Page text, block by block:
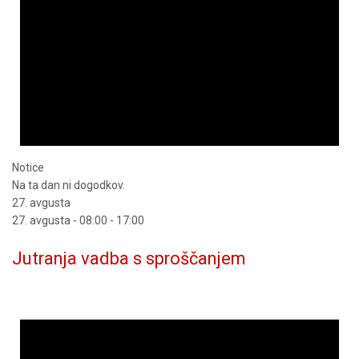
Notice
Na ta dan ni dogodkov.
27. avgusta
27. avgusta - 08:00 - 17:00
Jutranja vadba s sproščanjem